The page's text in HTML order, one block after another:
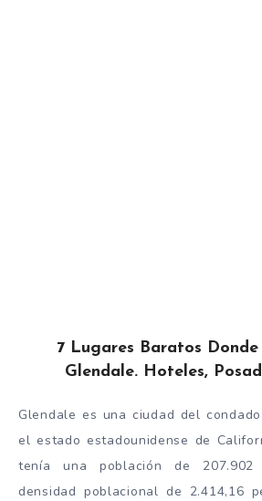
7 Lugares Baratos
Glendale. Hoteles,
Glendale es una ciudad del
el estado estadounidense de
tenía una población de
densidad poblacional de 2.414,16